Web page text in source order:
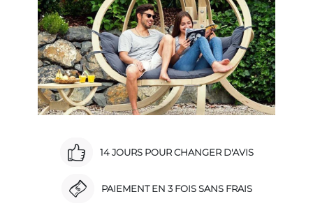
14 JOURS POUR CHANGER D'AVIS
PAIEMENT EN 3 FOIS SANS FRAIS